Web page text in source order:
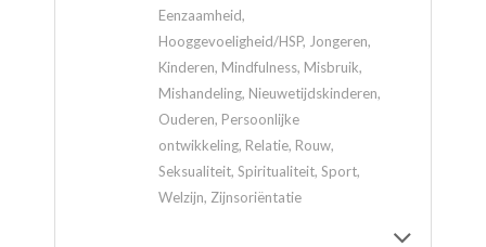
Eenzaamheid,
Hooggevoeligheid/HSP, Jongeren,
Kinderen, Mindfulness, Misbruik,
Mishandeling, Nieuwetijdskinderen,
Ouderen, Persoonlijke
ontwikkeling, Relatie, Rouw,
Seksualiteit, Spiritualiteit, Sport,
Welzijn, Zijnsoriëntatie